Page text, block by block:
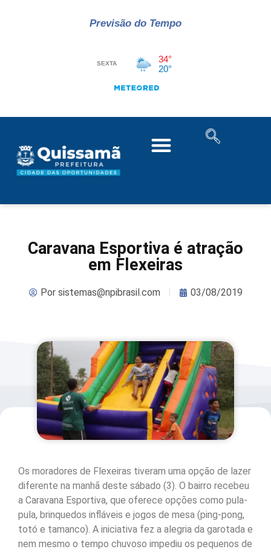
Previsão do Tempo
Caravana Esportiva é atração
em Flexeiras
Porsistemas@npibrasil.com 03/08/2019
Os moradores de Flexeiras tiveram uma opção de lazer
diferente na manhã deste sábado (3). O bairro recebeu
a Caravana Esportiva, que oferece opções como pula-
pula, brinquedos infláveis e jogos de mesa (ping-pong,
totó e tamanco). A iniciativa fez a alegria da garotada e
nem mesmo o tempo chuvoso impediu os pequenos de